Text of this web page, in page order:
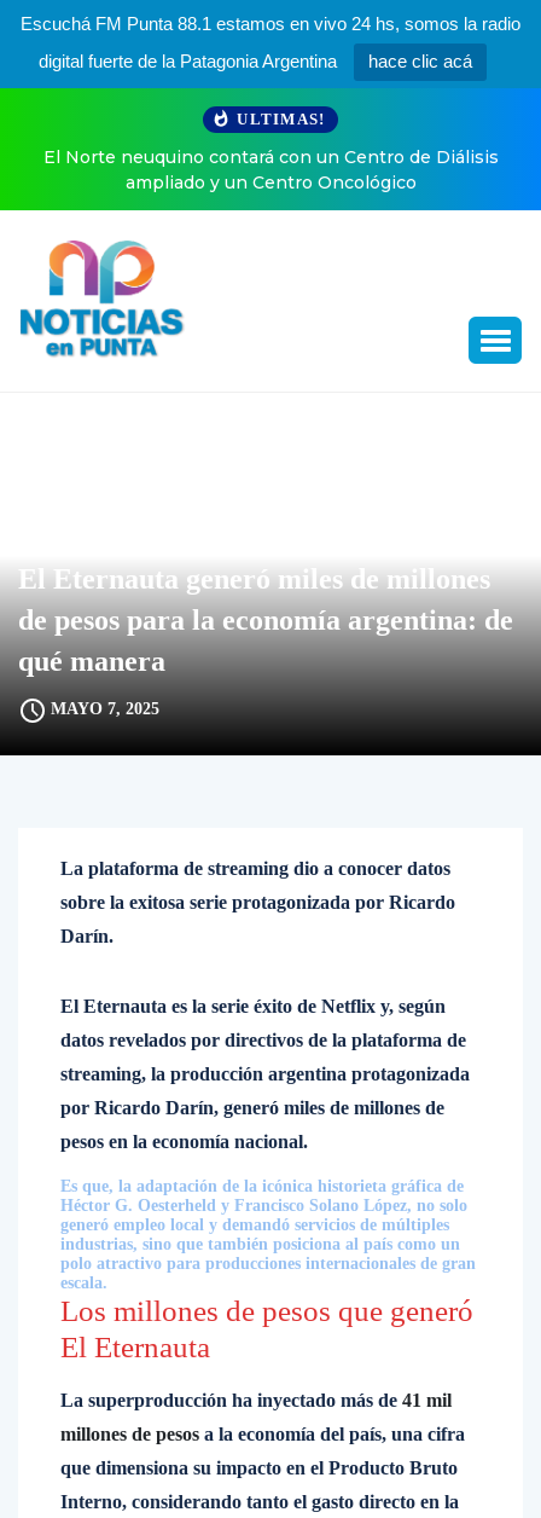
Escuchá FM Punta 88.1 estamos en vivo 24 hs, somos la radio
digital fuerte de la Patagonia Argentina
hace clic acá
ULTIMAS!
neuquino contará con un Centro de Diálisis
ampliado y un Centro Oncológico
Ángel de
El Eternauta generó miles de millones
de pesos para la economía argentina: de
qué manera
MAYO 7, 2025
La plataforma de streaming dio a conocer datos
sobre la exitosa serie protagonizada por Ricardo
Darín.
El Eternauta es la serie éxito de Netflix y, según
datos revelados por directivos de la plataforma de
streaming, la producción argentina protagonizada
por Ricardo Darín, generó miles de millones de
pesos en la economía nacional.
Es que, la adaptación de la icónica historieta gráfica de
Héctor G. Oesterheld y Francisco Solano López, no solo
generó empleo local y demandó servicios de múltiples
industrias, sino que también posiciona al país como un
polo atractivo para producciones internacionales de gran
escala.
Los millones de pesos que generó
El Eternauta
La superproducción ha inyectado más de 41 mil
millones de pesos a la economía del país, una cifra
que dimensiona su impacto en el Producto Bruto
Interno, considerando tanto el gasto directo en la